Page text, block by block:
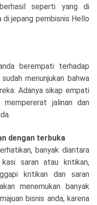
seperti yang di
jepang pembisnis Hello
berempati terhadap
menunjukan bahwa
Adanya sikap empati
jalinan dan
dengan terbuka
banyak diantara
saran atau kritikan,
kritikan dan saran
menemukan banyak
bisnis anda, karena